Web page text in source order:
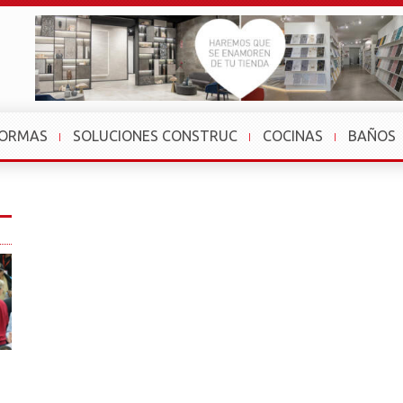
SOLUCIONES CONSTRUC COCINAS BAÑOS